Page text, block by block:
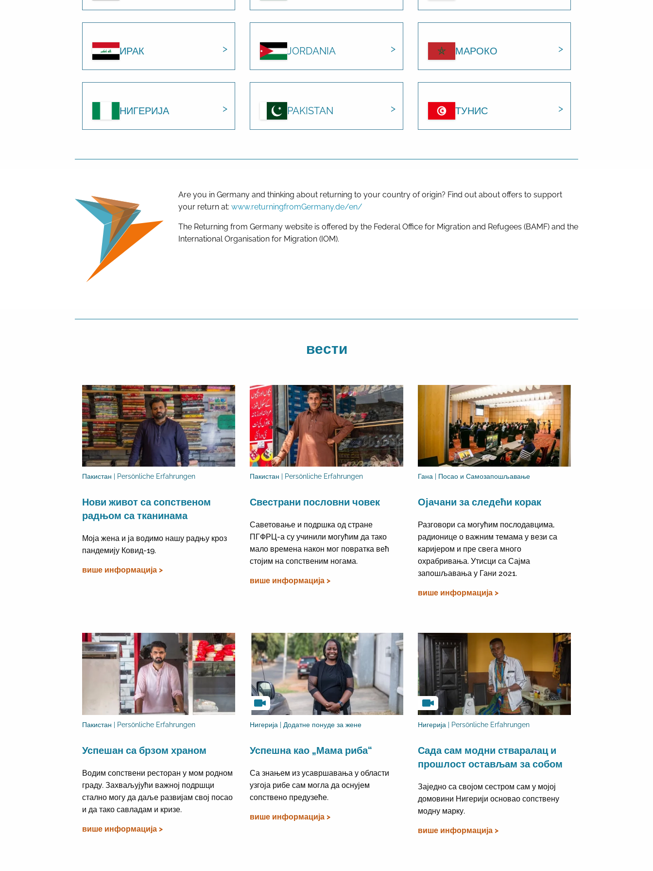
ИРАК JORDANIA МАРОКО
НИГЕРИЈА PAKISTAN ТУНИС
Are you in Germany and thinking about returning to your country of origin? Find out about offers to support
your return at: www.returningfromGermany.de/en/
The Returning from Germany website is offered by the Federal Office for Migration and Refugees (BAMF) and the
International Organisation for Migration (IOM).
вести
Пакистан | Persönliche Erfahrungen
Нови живот са сопственом
радњом са тканинама
Моја жена и ја водимо нашу радњу кроз
пандемију Ковид-19.
више информација >
Пакистан | Persönliche Erfahrungen
Свестрани пословни човек
Саветовање и подршка од стране
ПГФРЦ-а су учинили могућим да тако
мало времена након мог повратка већ
стојим на сопственим ногама.
више информација >
Гана | Посао и Самозапошљавање
Ојачани за следећи корак
Разговори са могућим послодавцима,
радионице о важним темама у вези са
каријером и пре свега много
охрабривања. Утисци са Сајма
запошљавања у Гани 2021.
више информација >
Пакистан | Persönliche Erfahrungen
Успешан са брзом храном
Водим сопствени ресторан у мом родном
граду. Захваљујући важној подршци
стално могу да даље развијам свој посао
и да тако савладам и кризе.
више информација >
Нигерија | Додатне понуде за жене
Успешна као „Мама риба“
Са знањем из усавршавања у области
узгоја рибе сам могла да оснујем
сопствено предузеће.
више информација >
Нигерија | Persönliche Erfahrungen
Сада сам модни стваралац и
прошлост остављам за собом
Заједно са својом сестром сам у мојој
домовини Нигерији основао сопствену
модну марку.
више информација >